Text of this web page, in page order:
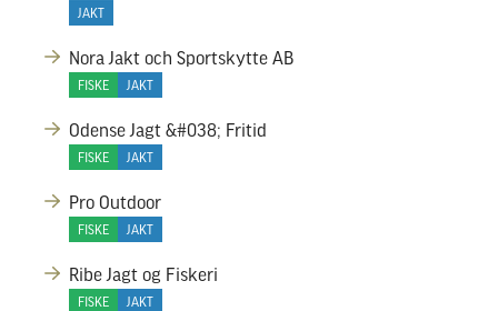
JAKT
Nora Jakt och Sportskytte AB
FISKE JAKT
Odense Jagt &#038; Fritid
FISKE JAKT
Pro Outdoor
FISKE JAKT
Ribe Jagt og Fiskeri
FISKE JAKT